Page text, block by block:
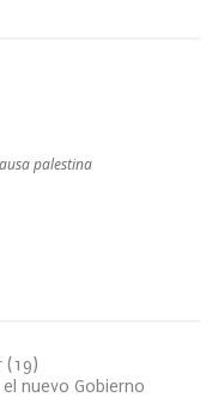
palestina
(19)
nuevo Gobierno